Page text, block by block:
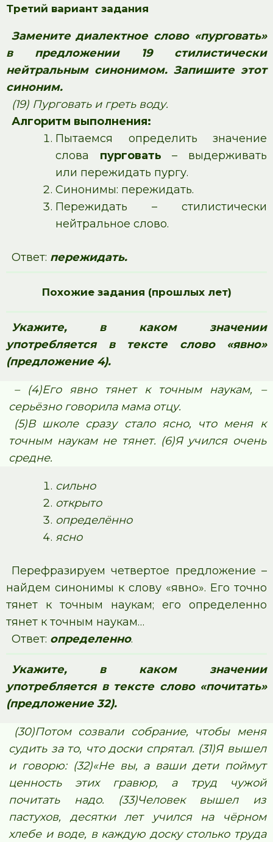
Третий вариант задания
Замените диалектное слово «пурговать»
в предложении 19 стилистически
нейтральным синонимом. Запишите этот
синоним.
(19) Пурговать и греть воду.
Алгоритм выполнения:
Пытаемся определить значение
слова пурговать – выдерживать
или пережидать пургу.
Синонимы: пережидать.
Пережидать – стилистически
нейтральное слово.
Ответ: пережидать.
Похожие задания (прошлых лет)
Укажите, в каком значении
употребляется в тексте слово «явно»
(предложение 4).
– (4)Его явно тянет к точным наукам, –
серьёзно говорила мама отцу.
(5)В школе сразу стало ясно, что меня к
точным наукам не тянет. (6)Я учился очень
средне.
сильно
открыто
определённо
ясно
Перефразируем четвертое предложение –
найдем синонимы к слову «явно». Его точно
тянет к точным наукам; его определенно
тянет к точным наукам…
Ответ: определенно.
Укажите, в каком значении
употребляется в тексте слово «почитать»
(предложение 32).
(30)Потом созвали собрание, чтобы меня
судить за то, что доски спрятал. (31)Я вышел
и говорю: (32)«Не вы, а ваши дети поймут
ценность этих гравюр, а труд чужой
почитать надо. (33)Человек вышел из
пастухов, десятки лет учился на чёрном
хлебе и воде, в каждую доску столько труда